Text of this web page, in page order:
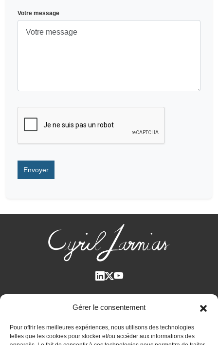
Gérer le consentement
Pour offrir les meilleures expériences, nous utilisons des technologies
telles que les cookies pour stocker et/ou accéder aux informations des
Votre message
Plan des articles